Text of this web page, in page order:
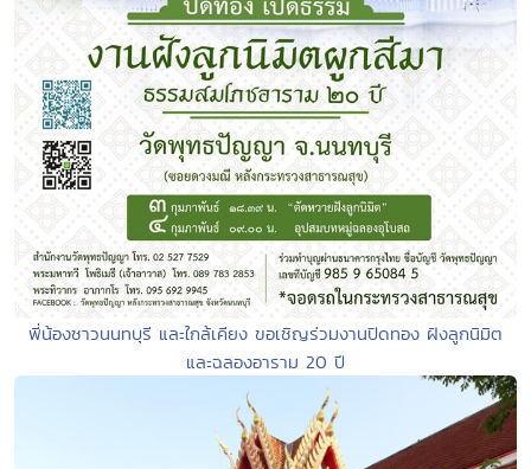
พี่น้องชาวนนทบุรี และใกล้เคียง ขอเชิญร่วมงานปิดทอง ฝังลูกนิมิต
และฉลองอาราม 20 ปี